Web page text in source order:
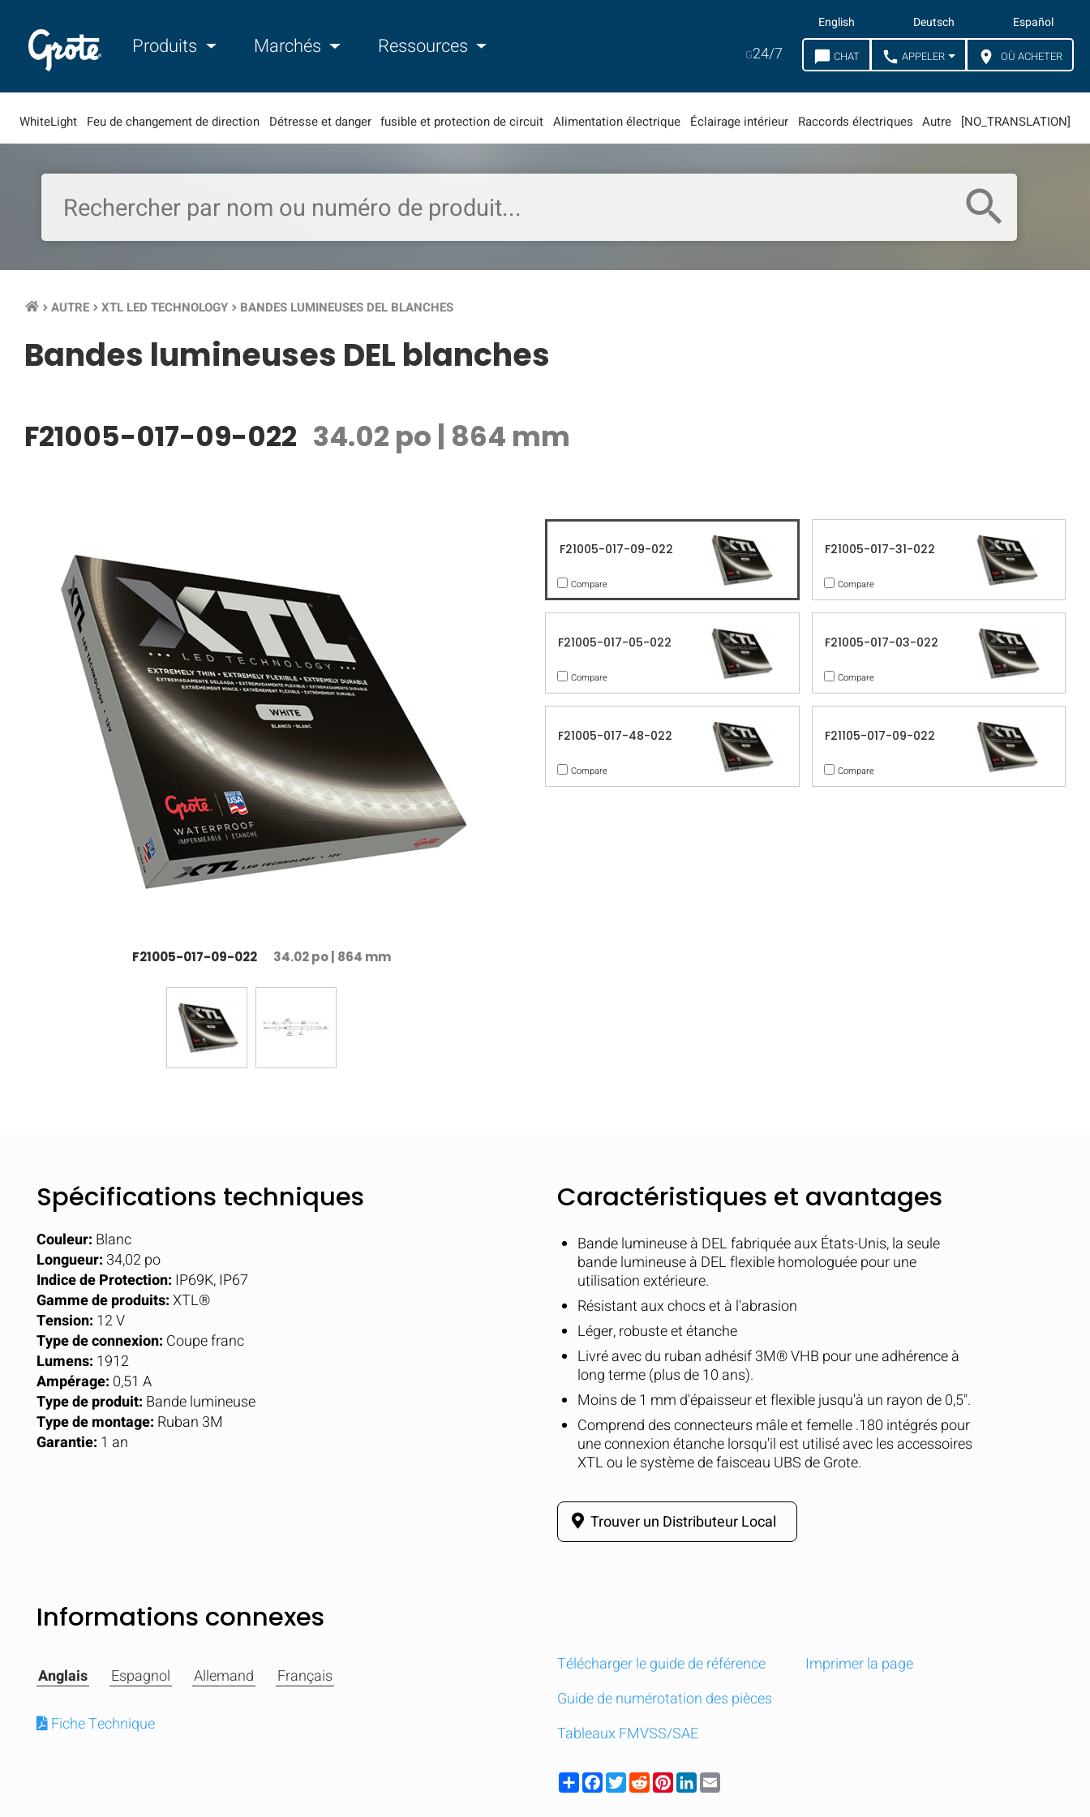
Produits Marchés Ressources
English Deutsch Español
G24/7 chat_bubble CHAT call APPELER location_on OÙ ACHETER
WhiteLight Feu de changement de direction Détresse et danger fusible et protection de circuit Alimentation électrique Éclairage intérieur Raccords électriques Autre [NO_TRANSLATION]
search
keyboard_arrow_right AUTRE keyboard_arrow_right XTL LED TECHNOLOGY keyboard_arrow_right BANDES LUMINEUSES DEL BLANCHES
Bandes lumineuses DEL blanches
F21005-017-09-022 34.02 po | 864 mm
F21005-017-09-022 34.02 po | 864 mm
F21005-017-09-022
Compare
F21005-017-31-022
Compare
F21005-017-05-022
Compare
F21005-017-03-022
Compare
F21005-017-48-022
Compare
F21105-017-09-022
Compare
Spécifications techniques
Couleur: Blanc
Longueur: 34,02 po
Indice de Protection: IP69K, IP67
Gamme de produits:XTL®
Tension: 12 V
Type de connexion: Coupe franc
Lumens: 1912
Ampérage: 0,51 A
Type de produit: Bande lumineuse
Type de montage: Ruban 3M
Garantie: 1 an
Caractéristiques et avantages
Bande lumineuse à DEL fabriquée aux États-Unis, la seule
bande lumineuse à DEL flexible homologuée pour une
utilisation extérieure.
Résistant aux chocs et à l'abrasion
Léger, robuste et étanche
Livré avec du ruban adhésif 3M® VHB pour une adhérence à
long terme (plus de 10 ans).
Moins de 1 mm d'épaisseur et flexible jusqu'à un rayon de 0,5".
Comprend des connecteurs mâle et femelle .180 intégrés pour
une connexion étanche lorsqu'il est utilisé avec les accessoires
XTL ou le système de faisceau UBS de Grote.
Trouver un Distributeur Local
Informations connexes
Anglais Espagnol Allemand Français
Fiche Technique
Télécharger le guide de référence
Guide de numérotation des pièces
Tableaux FMVSS/SAE
Imprimer la page
ShareFacebook
TwitterRedditPinterestLinkedIn